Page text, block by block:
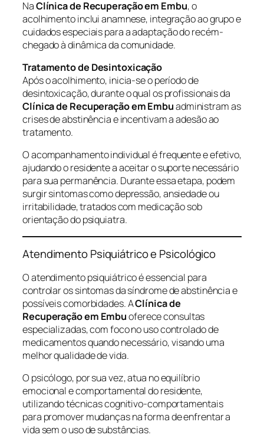
NaClínica de Recuperação em Embu, o
acolhimento inclui anamnese, integração ao grupo e
cuidados especiais para a adaptação do recém-
chegado à dinâmica da comunidade.
Tratamento de Desintoxicação
Após o acolhimento, inicia-se o período de
desintoxicação, durante o qual os profissionais da
Clínica de Recuperação em Embuadministram as
crises de abstinência e incentivam a adesão ao
tratamento.
O acompanhamento individual é frequente e efetivo,
ajudando o residente a aceitar o suporte necessário
para sua permanência. Durante essa etapa, podem
surgir sintomas como depressão, ansiedade ou
irritabilidade, tratados com medicação sob
orientação do psiquiatra.
Atendimento Psiquiátrico e Psicológico
O atendimento psiquiátrico é essencial para
controlar os sintomas da síndrome de abstinência e
possíveis comorbidades. AClínica de
Recuperação em Embuoferece consultas
especializadas, com foco no uso controlado de
medicamentos quando necessário, visando uma
melhor qualidade de vida.
O psicólogo, por sua vez, atua no equilíbrio
emocional e comportamental do residente,
utilizando técnicas cognitivo-comportamentais
para promover mudanças na forma de enfrentar a
vida sem o uso de substâncias.